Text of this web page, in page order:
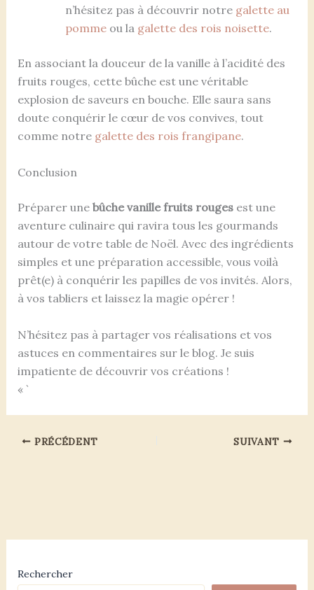
n’hésitez pas à découvrir notre galette au
pommeou la galette des rois noisette.
En associant la douceur de la vanille à l’acidité des
fruits rouges, cette bûche est une véritable
explosion de saveurs en bouche. Elle saura sans
doute conquérir le cœur de vos convives, tout
comme notre galette des rois frangipane.
Conclusion
Préparer une bûche vanille fruits rougesest une
aventure culinaire qui ravira tous les gourmands
autour de votre table de Noël. Avec des ingrédients
simples et une préparation accessible, vous voilà
prêt(e) à conquérir les papilles de vos invités. Alors,
à vos tabliers et laissez la magie opérer !
N’hésitez pas à partager vos réalisations et vos
astuces en commentaires sur le blog. Je suis
impatiente de découvrir vos créations !
« `
PRÉCÉDENT SUIVANT
Rechercher